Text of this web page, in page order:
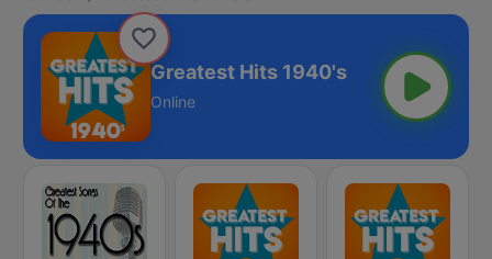
Greatest Hits 1940's
Online